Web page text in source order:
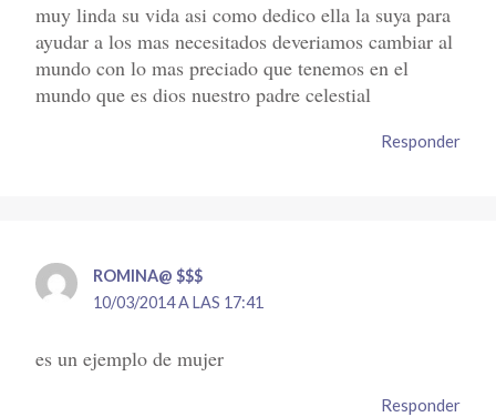
muy linda su vida asi como dedico ella la suya para
ayudar a los mas necesitados deveriamos cambiar al
mundo con lo mas preciado que tenemos en el
mundo que es dios nuestro padre celestial
Responder
ROMINA@ $$$
10/03/2014 A LAS 17:41
es un ejemplo de mujer
Responder